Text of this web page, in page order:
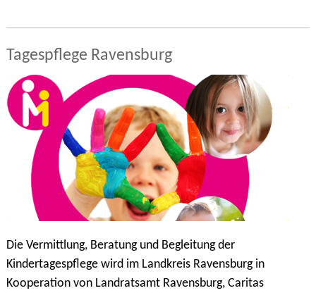
Tagespflege Ravensburg
Die Vermittlung, Beratung und Begleitung der
Kindertagespflege wird im Landkreis Ravensburg in
Kooperation von Landratsamt Ravensburg, Caritas